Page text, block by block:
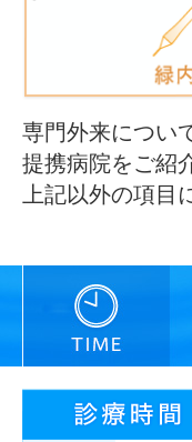
専門外来につい
提携病院をご紹
上記以外の項